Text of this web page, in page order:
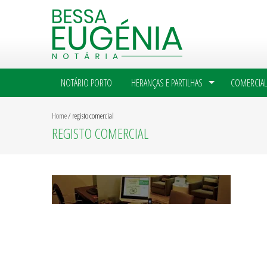
NOTÁRIO PORTO HERANÇAS E PARTILHAS COMERCIAL
Home/ registo comercial
REGISTO COMERCIAL